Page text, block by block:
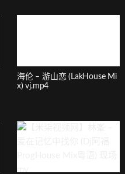
海伦 – 游山恋 (LakHouse Mi
x) vj.mp4